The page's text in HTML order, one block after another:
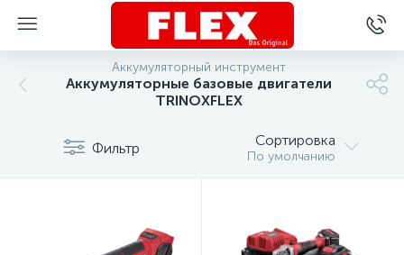
Аккумуляторный инструмент
Аккумуляторные базовые двигатели
TRINOXFLEX
Фильтр Сортировка
По умолчанию